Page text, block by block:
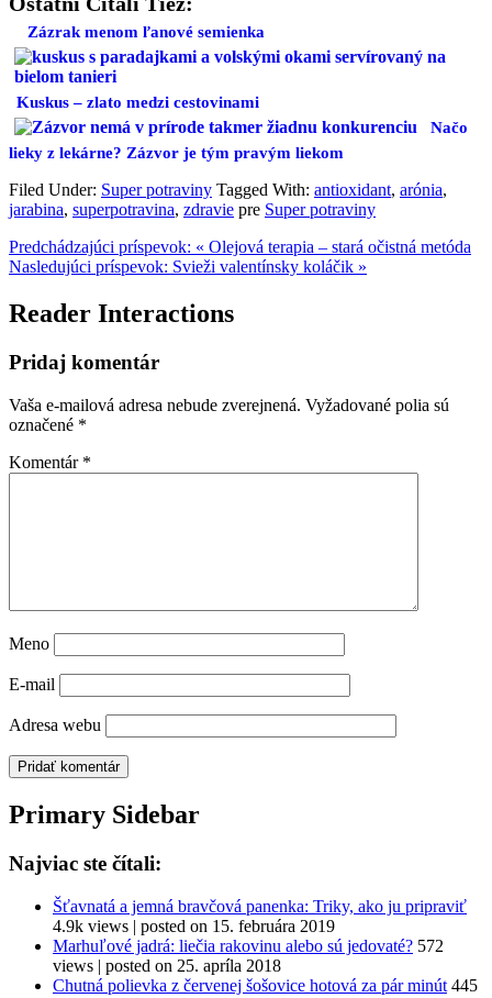
Zázrak menom ľanové semienka
Kuskus – zlato medzi cestovinami
Načo
lieky z lekárne? Zázvor je tým pravým liekom
Filed Under: Super potraviny Tagged With: antioxidant, arónia,
jarabina, superpotravina, zdravie pre Super potraviny
Predchádzajúci príspevok: « Olejová terapia – stará očistná metóda
Nasledujúci príspevok: Svieži valentínsky koláčik »
Reader Interactions
Pridaj komentár
Vaša e-mailová adresa nebude zverejnená. Vyžadované polia sú
označené *
Komentár *
Meno
E-mail
Adresa webu
Primary Sidebar
Najviac ste čítali:
Šťavnatá a jemná bravčová panenka: Triky, ako ju pripraviť
4.9k views | posted on 15. februára 2019
Marhuľové jadrá: liečia rakovinu alebo sú jedovaté? 572
views | posted on 25. apríla 2018
Chutná polievka z červenej šošovice hotová za pár minút 445